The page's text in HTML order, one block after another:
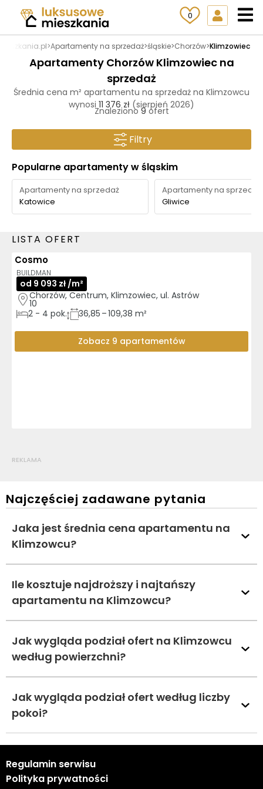
0
>Apartamenty na sprzedaż>śląskie>Chorzów>Klimzowiec
Apartamenty Chorzów Klimzowiec na
sprzedaż
Średnia cena m² apartamentu na sprzedaż na Klimzowcu
wynosi 11 376 zł (sierpień 2026)
Znaleziono9ofert
Filtry
Popularne apartamenty w śląskim
Apartamenty na sprzedaż
Katowice
Apartamenty na sprzedaż
Gliwice
LISTA OFERT
GOTOWE DO ODBIORU
Cosmo
BUILDMAN
od 9 093 zł /m²
Chorzów, Centrum, Klimzowiec, ul. Astrów
10
2 - 4 pok. 36,85 – 109,38 m²
Zobacz 9 apartamentów
REKLAMA
Najczęściej zadawane pytania
Jaka jest średnia cena apartamentu na
Klimzowcu?
Ile kosztuje najdroższy i najtańszy
apartamentu na Klimzowcu?
Jak wygląda podział ofert na Klimzowcu
według powierzchni?
Jak wygląda podział ofert według liczby
pokoi?
Regulamin serwisu
Polityka prywatności